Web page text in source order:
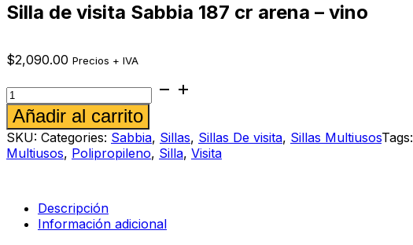
Silla de visita Sabbia 187 cr arena – vino
$2,090.00 Precios + IVA
Silla
de
visita
Sabbia
187
cr
cantidad
Añadir al carrito
SKU: Categories: Sabbia, Sillas, Sillas De visita, Sillas MultiusosTags:
Multiusos, Polipropileno, Silla, Visita
Descripción
Información adicional